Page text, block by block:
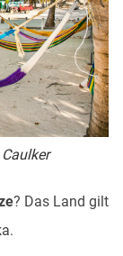
? Das Land gilt